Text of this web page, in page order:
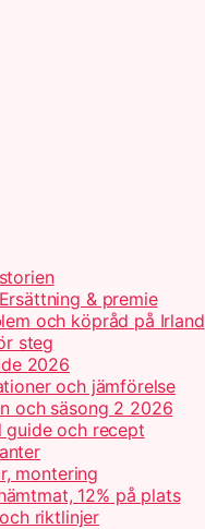
& premie
och köpråd på Irland
steg
2026
och jämförelse
och säsong 2 2026
guide och recept
montering
12% på plats
riktlinjer